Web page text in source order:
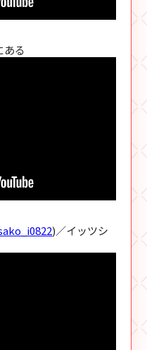
る
)／イッツシ